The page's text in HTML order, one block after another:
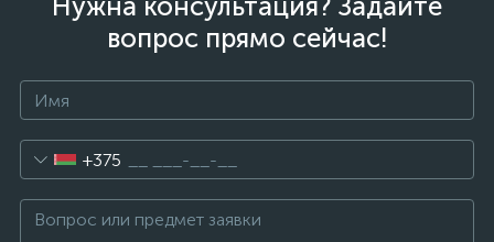
вопрос прямо сейчас!
+375